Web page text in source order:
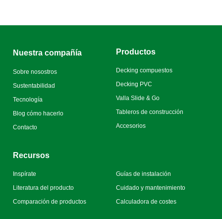
Nuestra compañía
Sobre nosostros
Sustentabilidad
Tecnología
Blog cómo hacerlo
Contacto
Productos
Decking compuestos
Decking PVC
Valla Slide & Go
Tableros de construcción
Accesorios
Recursos
Inspírate
Literatura del producto
Comparación de productos
Guías de instalación
Cuidado y mantenimiento
Calculadora de costes